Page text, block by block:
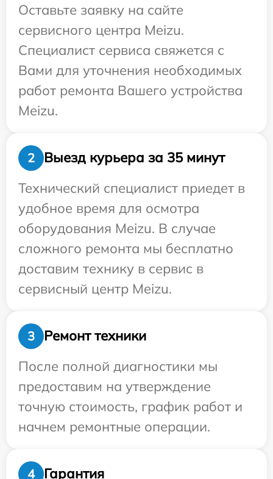
Оставьте заявку на сайте
сервисного центра Meizu.
Специалист сервиса свяжется с
Вами для уточнения необходимых
работ ремонта Вашего устройства
Meizu.
2
Выезд курьера за 35 минут
Технический специалист приедет в
удобное время для осмотра
оборудования Meizu. В случае
сложного ремонта мы бесплатно
доставим технику в сервис в
сервисный центр Meizu.
3
Ремонт техники
После полной диагностики мы
предоставим на утверждение
точную стоимость, график работ и
начнем ремонтные операции.
4 Гарантия